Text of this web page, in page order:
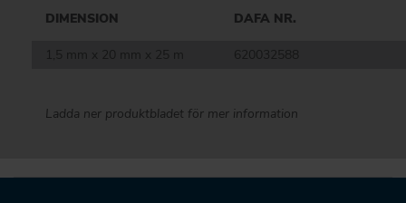
DIMENSION DAFA NR.
Ladda ner produktbladet för mer information